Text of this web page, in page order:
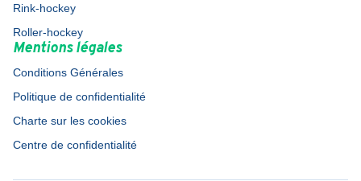
Rink-hockey
Roller-hockey
Mentions légales
Conditions Générales
Politique de confidentialité
Charte sur les cookies
Centre de confidentialité